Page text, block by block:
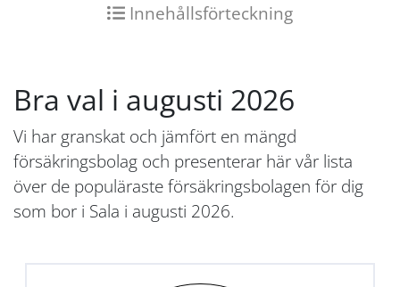
Innehållsförteckning
Bra val i augusti 2026
Vi har granskat och jämfört en mängd
försäkringsbolag och presenterar här vår lista
över de populäraste försäkringsbolagen för dig
som bor i Sala i augusti 2026.